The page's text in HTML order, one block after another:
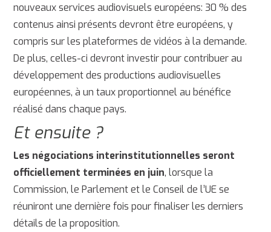
nouveaux services audiovisuels européens: 30 % des
contenus ainsi présents devront être européens, y
compris sur les plateformes de vidéos à la demande.
De plus, celles-ci devront investir pour contribuer au
développement des productions audiovisuelles
européennes, à un taux proportionnel au bénéfice
réalisé dans chaque pays.
Et ensuite ?
Les négociations interinstitutionnelles seront
officiellement terminées en juin, lorsque la
Commission, le Parlement et le Conseil de l’UE se
réuniront une dernière fois pour finaliser les derniers
détails de la proposition.